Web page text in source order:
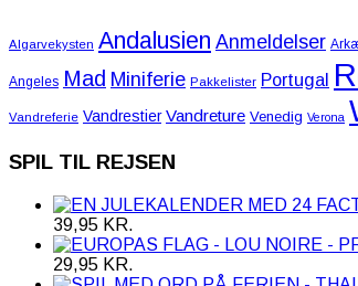
Algarvekysten Andalusien Anmeldelser
Angeles Mad Miniferie Pakkelister Portugal
Vandreferie Vandrestier Vandreture Venedig Verona
SPIL TIL REJSEN
39,95 KR.
29,95 KR.